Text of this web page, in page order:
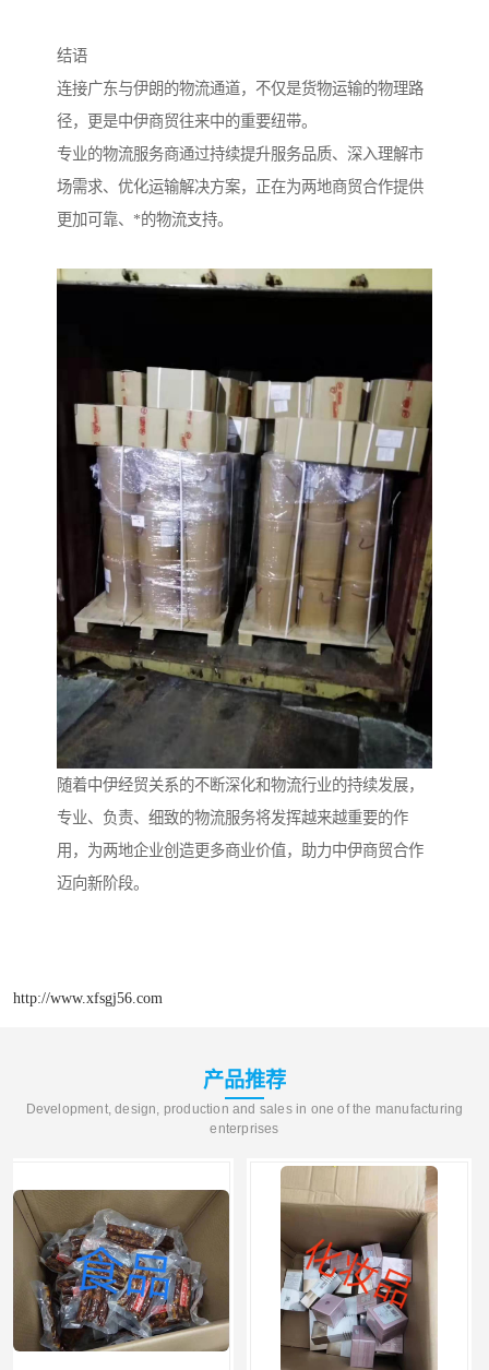
结语
连接广东与伊朗的物流通道，不仅是货物运输的物理路
径，更是中伊商贸往来中的重要纽带。
专业的物流服务商通过持续提升服务品质、深入理解市
场需求、优化运输解决方案，正在为两地商贸合作提供
更加可靠、*的物流支持。
随着中伊经贸关系的不断深化和物流行业的持续发展，
专业、负责、细致的物流服务将发挥越来越重要的作
用，为两地企业创造更多商业价值，助力中伊商贸合作
迈向新阶段。
http://www.xfsgj56.com
产品推荐
Development, design, production and sales in one of the manufacturing
enterprises